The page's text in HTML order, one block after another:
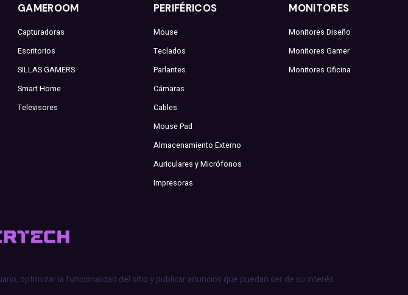
GAMEROOM
Capturadoras
Escritorios
SILLAS GAMERS
Smart Home
Televisores
PERIFÉRICOS
Mouse
Teclados
Parlantes
Cámaras
Cables
Mouse Pad
Almacenamiento Externo
Auriculares y Micrófonos
Impresoras
MONITORES
Monitores Diseño
Monitores Gamer
Monitores Oficina
optimizar la funcionalidad del sitio y publicar anuncios que puedan ser de su interés.